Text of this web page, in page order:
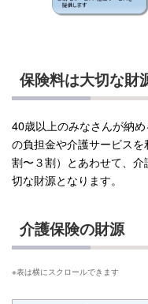
保険料は大切な財
40歳以上のみなさんが納
の負担金や介護サービスを
割〜３割）とあわせて、
切な財源となります。
介護保険の財源